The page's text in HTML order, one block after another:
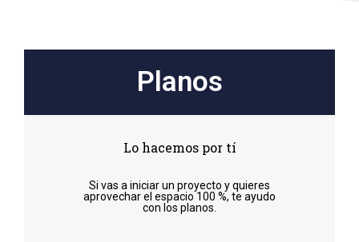
Planos
Lo hacemos por tí
Si vas a iniciar un proyecto y quieres
aprovechar el espacio 100 %, te ayudo
con los planos.